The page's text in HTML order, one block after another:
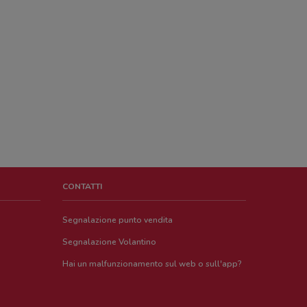
CONTATTI
Segnalazione punto vendita
Segnalazione Volantino
Hai un malfunzionamento sul web o sull'app?